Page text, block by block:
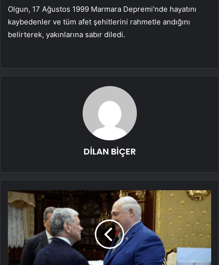
Olgun, 17 Ağustos 1999 Marmara Depremi’nde hayatını
kaybedenler ve tüm afet şehitlerini rahmetle andığını
belirterek, yakınlarına sabır diledi.
DİLAN BİÇER